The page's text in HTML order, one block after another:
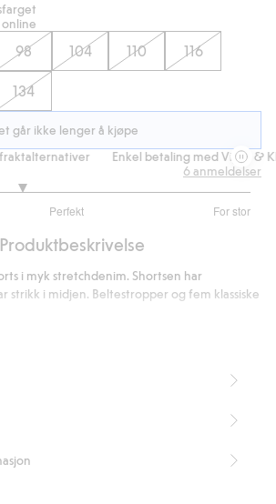
98 104 110 116
134
går ikke lenger å kjøpe
Enkel betaling med Vipps &
Perfekt For stor
6 anmeldelser
Produktbeskrivelse
i myk stretchdenim. Shortsen har
strikk i midjen. Beltestropper og fem klassiske